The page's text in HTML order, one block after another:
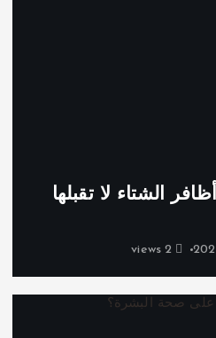
الشتاء لا تقبلها
2 views